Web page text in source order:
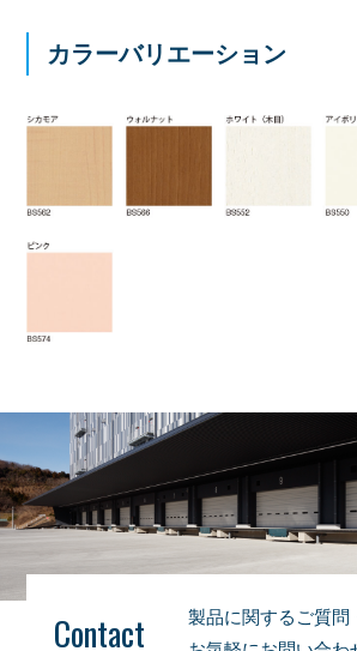
カラーバリエーション
Contact
製品に関するご質問